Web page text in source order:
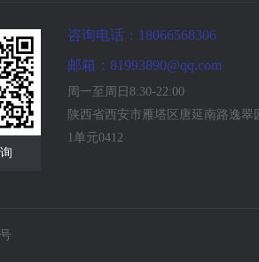
咨询电话：18066568306
邮箱：81993890@qq.com
周一至周日8:30-22:00
陕西省西安市雁塔区唐延南路逸翠
1单元0412